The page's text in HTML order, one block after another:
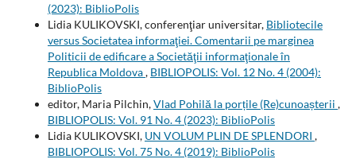
(2023): BiblioPolis
Lidia KULIKOVSKI, conferenţiar universitar, Bibliotecile
versus Societatea informaţiei. Comentarii pe marginea
Politicii de edificare a Societăţii informaţionale în
Republica Moldova, BIBLIOPOLIS: Vol. 12 No. 4 (2004):
BiblioPolis
editor, Maria Pilchin,Vlad Pohilă la porțile (Re)cunoașterii ,
BIBLIOPOLIS: Vol. 91 No. 4 (2023): BiblioPolis
Lidia KULIKOVSKI, UN VOLUM PLIN DE SPLENDORI ,
BIBLIOPOLIS: Vol. 75 No. 4 (2019): BiblioPolis